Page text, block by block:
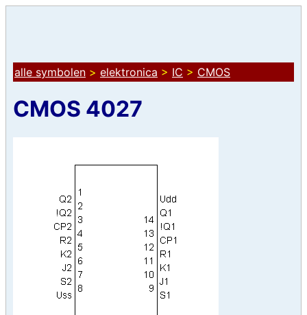
alle symbolen > elektronica > IC > CMOS
CMOS 4027